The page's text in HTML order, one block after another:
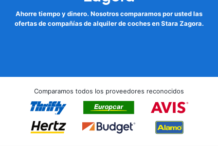
Ahorre tiempo y dinero. Nosotros comparamos por usted las
ofertas de compañías de alquiler de coches en Stara Zagora.
Comparamos todos los proveedores reconocidos